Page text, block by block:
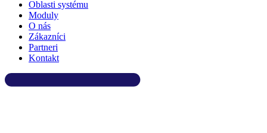
Oblasti systému
Moduly
O nás
Zákazníci
Partneri
Kontakt